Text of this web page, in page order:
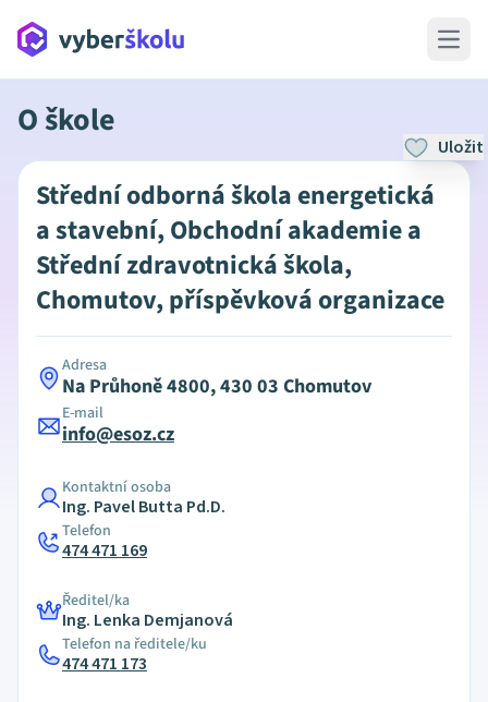
Open
O škole
Uložit
Střední odborná škola energetická
a stavební, Obchodní akademie a
Střední zdravotnická škola,
Chomutov, příspěvková organizace
Adresa
Na Průhoně 4800, 430 03 Chomutov
E-mail
info@esoz.cz
Kontaktní osoba
Ing. Pavel Butta Pd.D.
Telefon
474 471 169
Ředitel/ka
Ing. Lenka Demjanová
Telefon na ředitele/ku
474 471 173